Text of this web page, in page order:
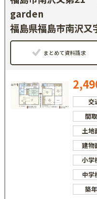
garden
福島県福島市南沢又
まとめて資料請求
交
間
土地
建物
小学
中学
築